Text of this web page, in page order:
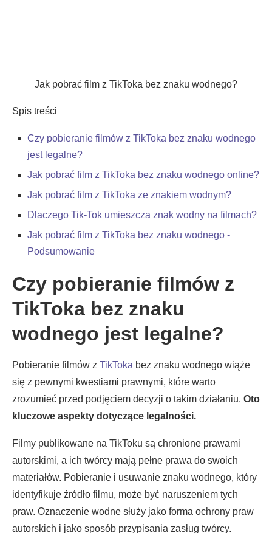
Jak pobrać film z TikToka bez znaku wodnego?
Spis treści
Czy pobieranie filmów z TikToka bez znaku wodnego
jest legalne?
Jak pobrać film z TikToka bez znaku wodnego online?
Jak pobrać film z TikToka ze znakiem wodnym?
Dlaczego Tik-Tok umieszcza znak wodny na filmach?
Jak pobrać film z TikToka bez znaku wodnego -
Podsumowanie
Czy pobieranie filmów z
TikToka bez znaku
wodnego jest legalne?
Pobieranie filmów z TikToka bez znaku wodnego wiąże
się z pewnymi kwestiami prawnymi, które warto
zrozumieć przed podjęciem decyzji o takim działaniu. Oto
kluczowe aspekty dotyczące legalności.
Filmy publikowane na TikToku są chronione prawami
autorskimi, a ich twórcy mają pełne prawa do swoich
materiałów. Pobieranie i usuwanie znaku wodnego, który
identyfikuje źródło filmu, może być naruszeniem tych
praw. Oznaczenie wodne służy jako forma ochrony praw
autorskich i jako sposób przypisania zasług twórcy.